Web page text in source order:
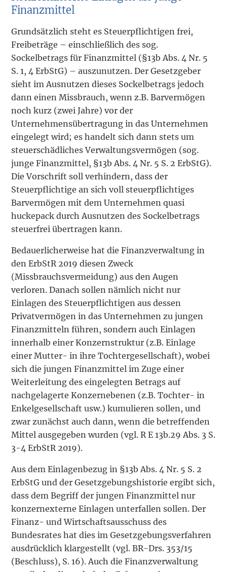
Finanzmittel
Grundsätzlich steht es Steuerpflichtigen frei,
Freibeträge – einschließlich des sog.
Sockelbetrags für Finanzmittel (§13b Abs. 4 Nr. 5
S. 1, 4 ErbStG) – auszunutzen. Der Gesetzgeber
sieht im Ausnutzen dieses Sockelbetrags jedoch
dann einen Missbrauch, wenn z.B. Barvermögen
noch kurz (zwei Jahre) vor der
Unternehmensübertragung in das Unternehmen
eingelegt wird; es handelt sich dann stets um
steuerschädliches Verwaltungsvermögen (sog.
junge Finanzmittel, §13b Abs. 4 Nr. 5 S. 2 ErbStG).
Die Vorschrift soll verhindern, dass der
Steuerpflichtige an sich voll steuerpflichtiges
Barvermögen mit dem Unternehmen quasi
huckepack durch Ausnutzen des Sockelbetrags
steuerfrei übertragen kann.
Bedauerlicherweise hat die Finanzverwaltung in
den ErbStR 2019 diesen Zweck
(Missbrauchsvermeidung) aus den Augen
verloren. Danach sollen nämlich nicht nur
Einlagen des Steuerpflichtigen aus dessen
Privatvermögen in das Unternehmen zu jungen
Finanzmitteln führen, sondern auch Einlagen
innerhalb einer Konzernstruktur (z.B. Einlage
einer Mutter- in ihre Tochtergesellschaft), wobei
sich die jungen Finanzmittel im Zuge einer
Weiterleitung des eingelegten Betrags auf
nachgelagerte Konzernebenen (z.B. Tochter- in
Enkelgesellschaft usw.) kumulieren sollen, und
zwar zunächst auch dann, wenn die betreffenden
Mittel ausgegeben wurden (vgl. R E 13b.29 Abs. 3 S.
3-4 ErbStR 2019).
Aus dem Einlagenbezug in §13b Abs. 4 Nr. 5 S. 2
ErbStG und der Gesetzgebungshistorie ergibt sich,
dass dem Begriff der jungen Finanzmittel nur
konzernexterne Einlagen unterfallen sollen. Der
Finanz- und Wirtschaftsausschuss des
Bundesrates hat dies im Gesetzgebungsverfahren
ausdrücklich klargestellt (vgl. BR-Drs. 353/15
(Beschluss), S. 16). Auch die Finanzverwaltung